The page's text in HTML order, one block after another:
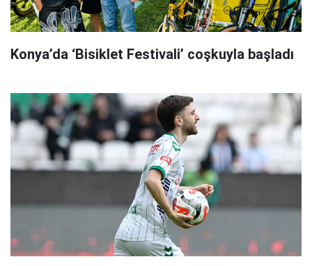
Konya’da ‘Bisiklet Festivali’ coşkuyla başladı